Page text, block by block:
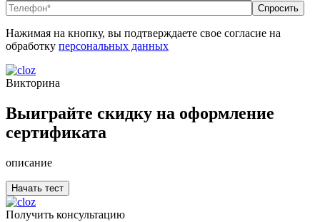
Нажимая на кнопку, вы подтверждаете свое согласие на
обработку персональных данных
Викторина
Выиграйте скидку на оформление
сертификата
описание
Получить консультацию